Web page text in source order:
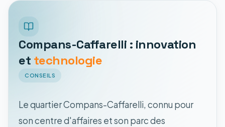
Compans-Caffarelli : innovation
et technologie
CONSEILS
Le quartier Compans-Caffarelli, connu pour
son centre d'affaires et son parc des